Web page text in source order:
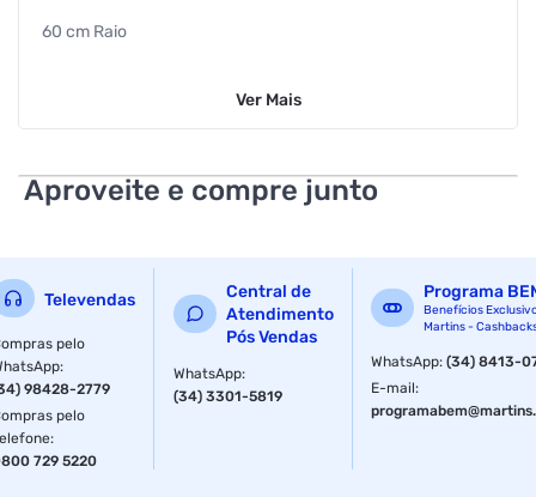
60 cm Raio
Dimensões: 90,0 x 12,0 x 5,0cm
Peso Bruto: 419 g
Ver Mais
Aproveite e compre junto
Televendas
pelo
:
98428-2779
pelo
:
729 5220
Central de
Atendimento
Pós Vendas
WhatsApp:
(34) 3301-5819
Programa
Benefícios
Martins -
WhatsApp:(34) 8413-
E-mail: